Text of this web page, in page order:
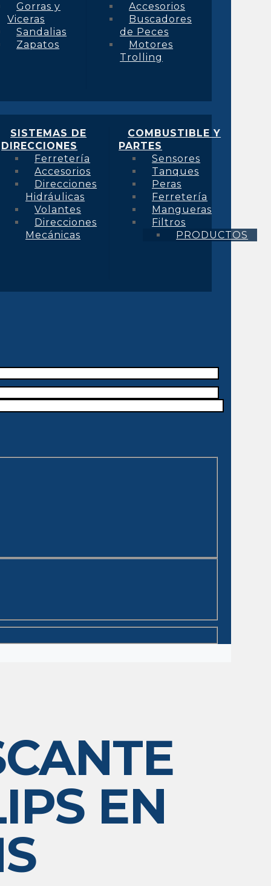
Gorras y
Viceras
Sandalias
Zapatos
Accesorios
Buscadores
de Peces
Motores
Trolling
SISTEMAS DE
DIRECCIONES
Ferretería
Accesorios
Direcciones
Hidráulicas
Volantes
Direcciones
Mecánicas
COMBUSTIBLE Y
PARTES
Sensores
Tanques
Peras
Ferretería
Mangueras
Filtros
PRODUCTOS
EN